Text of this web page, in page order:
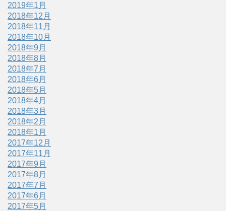
2019年1月
2018年12月
2018年11月
2018年10月
2018年9月
2018年8月
2018年7月
2018年6月
2018年5月
2018年4月
2018年3月
2018年2月
2018年1月
2017年12月
2017年11月
2017年9月
2017年8月
2017年7月
2017年6月
2017年5月